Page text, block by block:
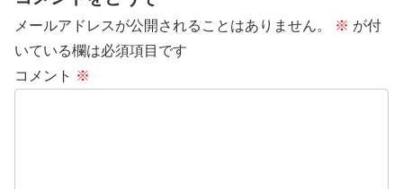
メールアドレスが公開されることはありません。 ※ が付
いている欄は必須項目です
コメント ※